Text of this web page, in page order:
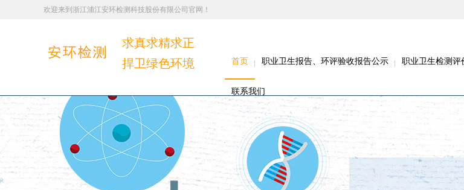
欢迎来到浙江浦江安环检测科技股份有限公司官网！
求真求精求正
捍卫绿色环境
首页 职业卫生报告、环评验收报告公示 职业卫生检测评
联系我们